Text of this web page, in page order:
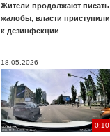
Жители продолжают писать
жалобы, власти приступили
к дезинфекции
18.05.2026
0:10